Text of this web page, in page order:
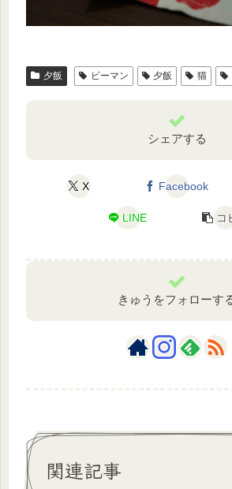
夕飯 ピーマン 夕飯 猫
シェアする
X Facebook
LINE コ
きゅうをフォローす
関連記事